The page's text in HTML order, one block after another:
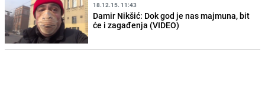
18.12.15. 11:43
Damir Nikšić: Dok god je nas majmuna, bit
će i zagađenja (VIDEO)